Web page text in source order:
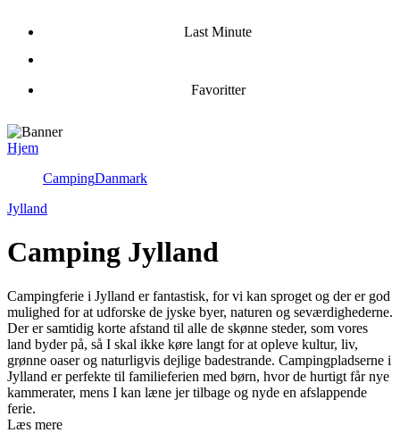
Last Minute
Favoritter
Hjem
CampingDanmark
Jylland
Camping Jylland
Campingferie i Jylland er fantastisk, for vi kan sproget og der er god
mulighed for at udforske de jyske byer, naturen og seværdighederne.
Der er samtidig korte afstand til alle de skønne steder, som vores
land byder på, så I skal ikke køre langt for at opleve kultur, liv,
grønne oaser og naturligvis dejlige badestrande. Campingpladserne i
Jylland er perfekte til familieferien med børn, hvor de hurtigt får nye
kammerater, mens I kan læne jer tilbage og nyde en afslappende
ferie.
Læs mere